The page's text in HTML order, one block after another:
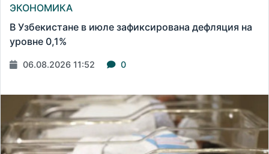
ЭКОНОМИКА
В Узбекистане в июле зафиксирована дефляция на
уровне 0,1%
06.08.2026 11:52 0